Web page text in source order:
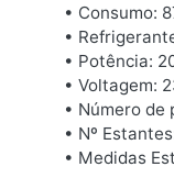
• Consumo:
•
• Potência:
• Voltagem:
• Número de
• Nº
• Medidas